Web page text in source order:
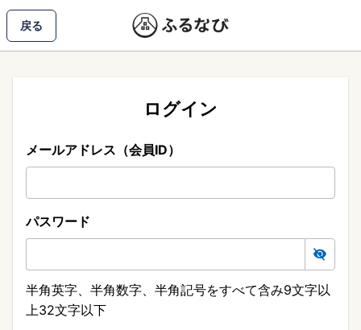
戻る
ログイン
メールアドレス（会員ID）
パスワード
半角英字、半角数字、半角記号をすべて含み9文字以
上32文字以下